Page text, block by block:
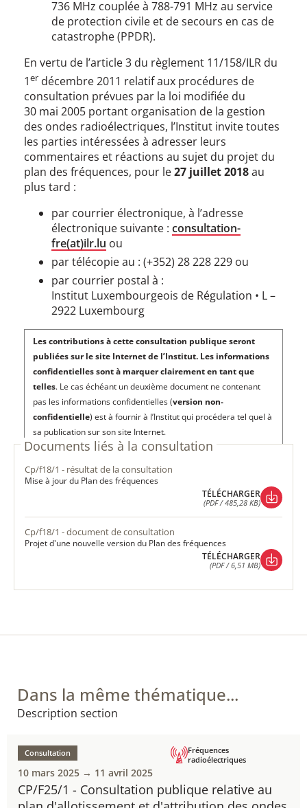
736 MHz couplée à 788-791 MHz au service
de protection civile et de secours en cas de
catastrophe (PPDR).
En vertu de l’article 3 du règlement 11/158/ILR du
1er décembre 2011 relatif aux procédures de
consultation prévues par la loi modifiée du
30 mai 2005 portant organisation de la gestion
des ondes radioélectriques, l’Institut invite toutes
les parties intéressées à adresser leurs
commentaires et réactions au sujet du projet du
plan des fréquences, pour le27 juillet 2018au
plus tard :
par courrier électronique, à l’adresse
électronique suivante : consultation-
fre(at)ilr.lu ou
par télécopie au : (+352) 28 228 229 ou
par courrier postal à :
Institut Luxembourgeois de Régulation • L –
2922 Luxembourg
Les contributions à cette consultation publique seront
publiées sur le site Internet de l’Institut. Les informations
confidentielles sont à marquer clairement en tant que
telles. Le cas échéant un deuxième document ne contenant
pas les informations confidentielles (version non-
confidentielle) est à fournir à l’Institut qui procédera tel quel à
sa publication sur son site Internet.
Documents liés à la consultation
cp/f18/1 - résultat de la consultation
Mise à jour du Plan des fréquences
TÉLÉCHARGER
(PDF / 485,28 KB)
TÉLÉCHARGER
cp/f18/1 - document de consultation
Projet d'une nouvelle version du Plan des fréquences
TÉLÉCHARGER
(PDF / 6,51 MB)
Dans la même thématique...
Description section
CP/F25/1 - Consultation publique relative au
Consultation
Fréquences
radioélectriques
10 mars 2025 → 11 avril 2025